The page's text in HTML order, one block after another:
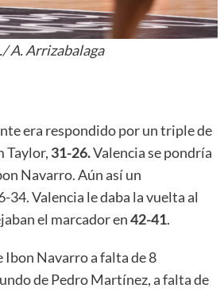
A. Arrizabalaga
era respondido por un triple de
Taylor, 31-26.Valencia se pondría
Navarro. Aún así un
Valencia le daba la vuelta al
el marcador en42-41.
Navarro a falta de 8
de Pedro Martínez, a falta de